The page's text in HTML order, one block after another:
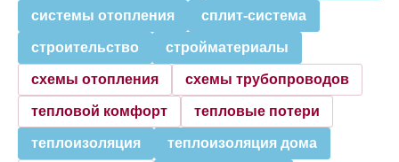
системы отопления сплит-система
строительство стройматериалы
схемы отопления схемы трубопроводов
тепловой комфорт тепловые потери
теплоизоляция теплоизоляция дома